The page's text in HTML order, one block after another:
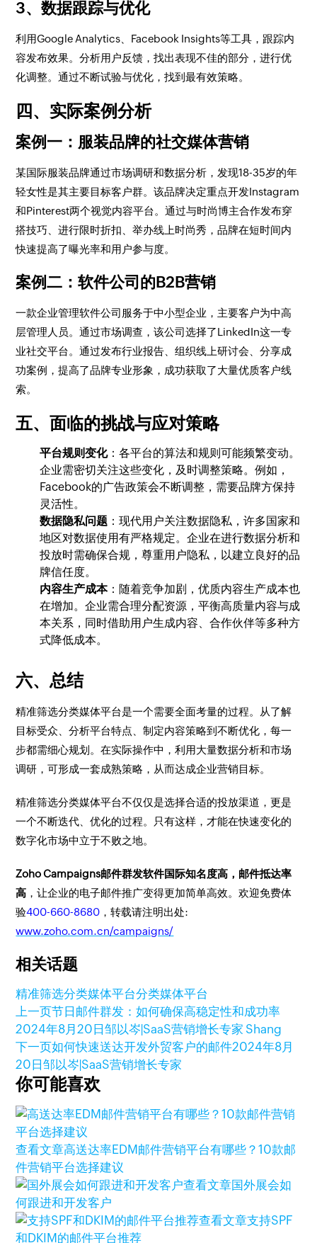
3、数据跟踪与优化
利用Google Analytics、Facebook Insights等工具，跟踪内
容发布效果。分析用户反馈，找出表现不佳的部分，进行优
化调整。通过不断试验与优化，找到最有效策略。
四、实际案例分析
案例一：服装品牌的社交媒体营销
某国际服装品牌通过市场调研和数据分析，发现18-35岁的年
轻女性是其主要目标客户群。该品牌决定重点开发Instagram
和Pinterest两个视觉内容平台。通过与时尚博主合作发布穿
搭技巧、进行限时折扣、举办线上时尚秀，品牌在短时间内
快速提高了曝光率和用户参与度。
案例二：软件公司的B2B营销
一款企业管理软件公司服务于中小型企业，主要客户为中高
层管理人员。通过市场调查，该公司选择了LinkedIn这一专
业社交平台。通过发布行业报告、组织线上研讨会、分享成
功案例，提高了品牌专业形象，成功获取了大量优质客户线
索。
五、面临的挑战与应对策略
平台规则变化：各平台的算法和规则可能频繁变动。
企业需密切关注这些变化，及时调整策略。例如，
Facebook的广告政策会不断调整，需要品牌方保持
灵活性。
数据隐私问题 ：现代用户关注数据隐私，许多国家和
地区对数据使用有严格规定。企业在进行数据分析和
投放时需确保合规，尊重用户隐私，以建立良好的品
牌信任度。
内容生产成本：随着竞争加剧，优质内容生产成本也
在增加。企业需合理分配资源，平衡高质量内容与成
本关系，同时借助用户生成内容、合作伙伴等多种方
式降低成本。
六、总结
精准筛选分类媒体平台是一个需要全面考量的过程。从了解
目标受众、分析平台特点、制定内容策略到不断优化，每一
步都需细心规划。在实际操作中，利用大量数据分析和市场
调研，可形成一套成熟策略，从而达成企业营销目标。
精准筛选分类媒体平台不仅仅是选择合适的投放渠道，更是
一个不断迭代、优化的过程。只有这样，才能在快速变化的
数字化市场中立于不败之地。
Zoho Campaigns邮件群发软件国际知名度高，邮件抵达率
高 ，让企业的电子邮件推广变得更加简单高效。欢迎免费体
验400-660-8680 ，转载请注明出处:
www.zoho.com.cn/campaigns/
相关话题
精准筛选分类媒体平台分类媒体平台
上一页节日邮件群发：如何确保高稳定性和成功率
2024年8月20日邹以岑|SaaS营销增长专家 Shang
下一页如何快速送达开发外贸客户的邮件2024年8月
20日邹以岑|SaaS营销增长专家
你可能喜欢
查看文章高送达率EDM邮件营销平台有哪些？10款邮
件营销平台选择建议
查看文章国外展会如
何跟进和开发客户
查看文章支持SPF
和DKIM的邮件平台推荐